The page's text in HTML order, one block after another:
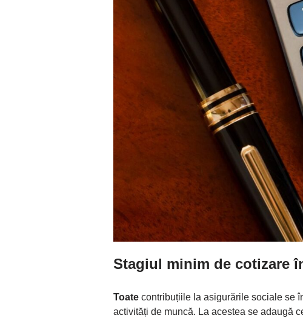
Stagiul minim de cotizare
Toate contribuțiile la asigurările sociale se
activități de muncă. La acestea se adaugă